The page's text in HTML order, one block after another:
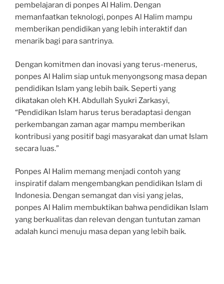
pembelajaran di ponpes Al Halim. Dengan
memanfaatkan teknologi, ponpes Al Halim mampu
memberikan pendidikan yang lebih interaktif dan
menarik bagi para santrinya.
Dengan komitmen dan inovasi yang terus-menerus,
ponpes Al Halim siap untuk menyongsong masa depan
pendidikan Islam yang lebih baik. Seperti yang
dikatakan oleh KH. Abdullah Syukri Zarkasyi,
“Pendidikan Islam harus terus beradaptasi dengan
perkembangan zaman agar mampu memberikan
kontribusi yang positif bagi masyarakat dan umat Islam
secara luas.”
Ponpes Al Halim memang menjadi contoh yang
inspiratif dalam mengembangkan pendidikan Islam di
Indonesia. Dengan semangat dan visi yang jelas,
ponpes Al Halim membuktikan bahwa pendidikan Islam
yang berkualitas dan relevan dengan tuntutan zaman
adalah kunci menuju masa depan yang lebih baik.